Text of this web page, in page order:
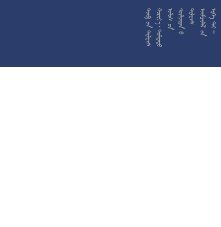










































































































